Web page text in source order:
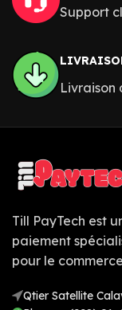
Support
Till PayTech est
paiement
pour le
Qtier Satellite